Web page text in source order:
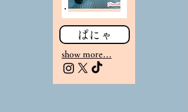
ぱにゃ
show more…